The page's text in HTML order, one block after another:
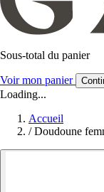
Sous-total du panier
Voir mon panier
Loading...
Accueil
/ Doudoune